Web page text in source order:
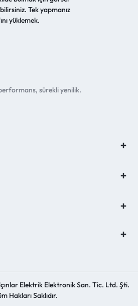
Tek yapmanız
yüklemek.
sürekli yenilik.
Elektrik Elektronik San. Tic. Ltd. Şti.
Hakları Saklıdır.